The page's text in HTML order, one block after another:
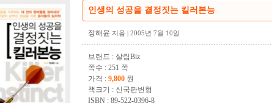
인생의 성공을 결정짓는 킬러본능
정해윤 지음 | 2005년 7월 10일
브랜드 : 살림Biz
쪽수 : 251 쪽
가격 : 9,800원
책크기 : 신국판변형
ISBN : 89-522-0396-8